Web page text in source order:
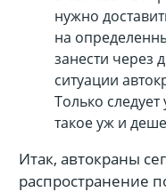
нужно
на
занести через
ситуации
Только
такое уж и
Итак, автокраны
распространение